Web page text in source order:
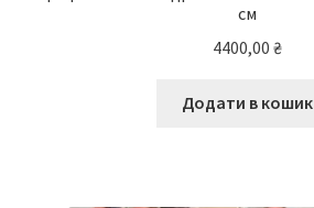
см
4400,00 ₴
Додати в кошик